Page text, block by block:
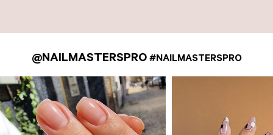
@NAILMASTERSPRO#NAILMASTERSPRO